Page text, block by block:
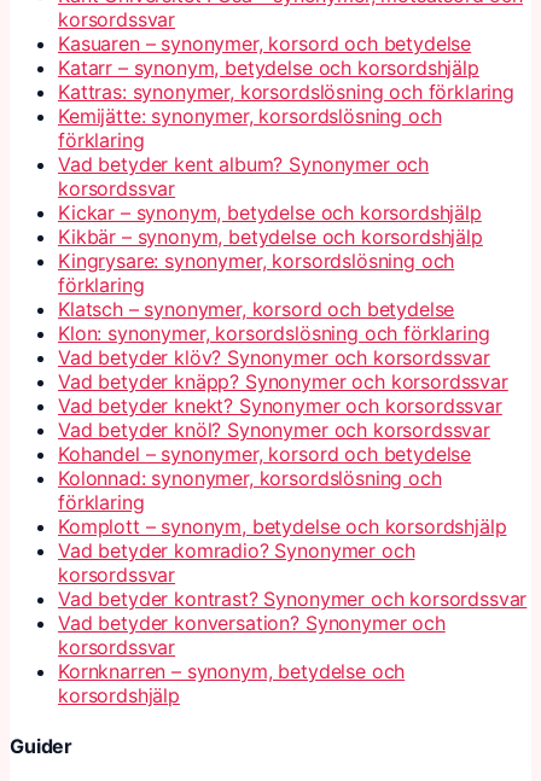
korsordssvar
Kasuaren – synonymer, korsord och betydelse
Katarr – synonym, betydelse och korsordshjälp
Kattras: synonymer, korsordslösning och förklaring
Kemijätte: synonymer, korsordslösning och
förklaring
Vad betyder kent album? Synonymer och
korsordssvar
Kickar – synonym, betydelse och korsordshjälp
Kikbär – synonym, betydelse och korsordshjälp
Kingrysare: synonymer, korsordslösning och
förklaring
Klatsch – synonymer, korsord och betydelse
Klon: synonymer, korsordslösning och förklaring
Vad betyder klöv? Synonymer och korsordssvar
Vad betyder knäpp? Synonymer och korsordssvar
Vad betyder knekt? Synonymer och korsordssvar
Vad betyder knöl? Synonymer och korsordssvar
Kohandel – synonymer, korsord och betydelse
Kolonnad: synonymer, korsordslösning och
förklaring
Komplott – synonym, betydelse och korsordshjälp
Vad betyder komradio? Synonymer och
korsordssvar
Vad betyder kontrast? Synonymer och korsordssvar
Vad betyder konversation? Synonymer och
korsordssvar
Kornknarren – synonym, betydelse och
korsordshjälp
Guider